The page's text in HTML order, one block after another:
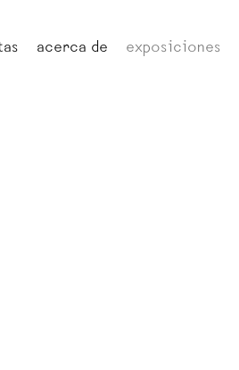
acerca de exposiciones